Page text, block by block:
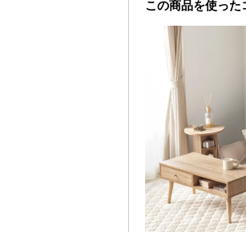
この商品を使った